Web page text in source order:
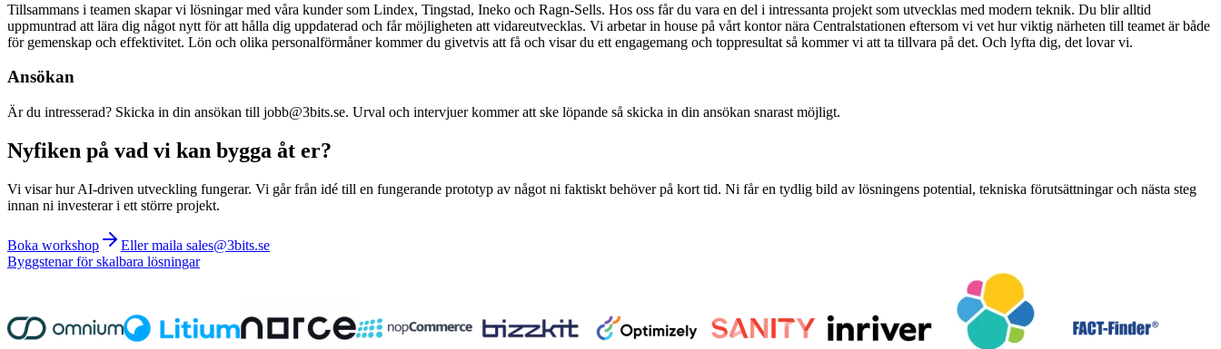
Tillsammans i teamen skapar vi lösningar med våra kunder som Lindex, Tingstad, Ineko och Ragn-Sells. Hos oss får du vara en del i intressanta projekt som utvecklas med modern teknik. Du blir alltid
uppmuntrad att lära dig något nytt för att hålla dig uppdaterad och får möjligheten att vidareutvecklas. Vi arbetar in house på vårt kontor nära Centralstationen eftersom vi vet hur viktig närheten till teamet är både
för gemenskap och effektivitet. Lön och olika personalförmåner kommer du givetvis att få och visar du ett engagemang och toppresultat så kommer vi att ta tillvara på det. Och lyfta dig, det lovar vi.
Ansökan
Är du intresserad? Skicka in din ansökan till jobb@3bits.se. Urval och intervjuer kommer att ske löpande så skicka in din ansökan snarast möjligt.
Nyfiken på vad vi kan bygga åt er?
Vi visar hur AI-driven utveckling fungerar. Vi går från idé till en fungerande prototyp av något ni faktiskt behöver på kort tid. Ni får en tydlig bild av lösningens potential, tekniska förutsättningar och nästa steg
innan ni investerar i ett större projekt.
Boka workshop
Eller maila sales@3bits.se
Byggstenar för skalbara lösningar